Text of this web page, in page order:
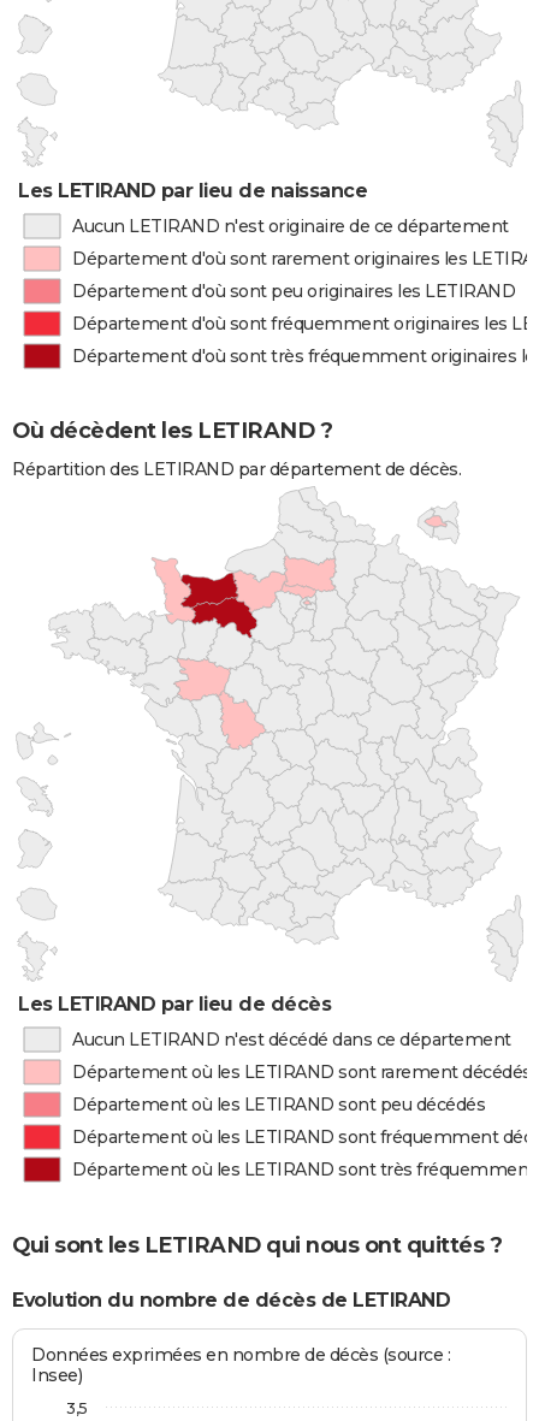
Les LETIRAND par lieu de naissance
Aucun LETIRAND n'est originaire de ce département
Département d'où sont rarement originaires les
Département d'où sont peu originaires les LETIRAND
Département d'où sont fréquemment originaires les
Département d'où sont très fréquemment originaires
Où décèdent les LETIRAND ?
Répartition des LETIRAND par département de décès.
Les LETIRAND par lieu de décès
Aucun LETIRAND n'est décédé dans ce département
Département où les LETIRAND sont rarement décédés
Département où les LETIRAND sont peu décédés
Département où les LETIRAND sont fréquemment
Département où les LETIRAND sont très fréquemment
Qui sont les LETIRAND qui nous ont quittés ?
Evolution du nombre de décès de LETIRAND
Données exprimées en nombre de décès (source :
Insee)
3,5